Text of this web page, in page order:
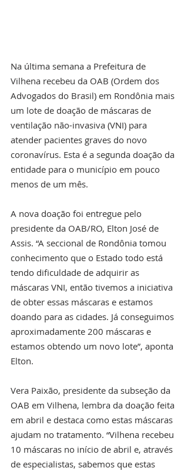
Na última semana a Prefeitura de
Vilhena recebeu da OAB (Ordem dos
Advogados do Brasil) em Rondônia mais
um lote de doação de máscaras de
ventilação não-invasiva (VNI) para
atender pacientes graves do novo
coronavírus. Esta é a segunda doação da
entidade para o município em pouco
menos de um mês.
A nova doação foi entregue pelo
presidente da OAB/RO, Elton José de
Assis. “A seccional de Rondônia tomou
conhecimento que o Estado todo está
tendo dificuldade de adquirir as
máscaras VNI, então tivemos a iniciativa
de obter essas máscaras e estamos
doando para as cidades. Já conseguimos
aproximadamente 200 máscaras e
estamos obtendo um novo lote”, aponta
Elton.
Vera Paixão, presidente da subseção da
OAB em Vilhena, lembra da doação feita
em abril e destaca como estas máscaras
ajudam no tratamento. “Vilhena recebeu
10 máscaras no início de abril e, através
de especialistas, sabemos que estas